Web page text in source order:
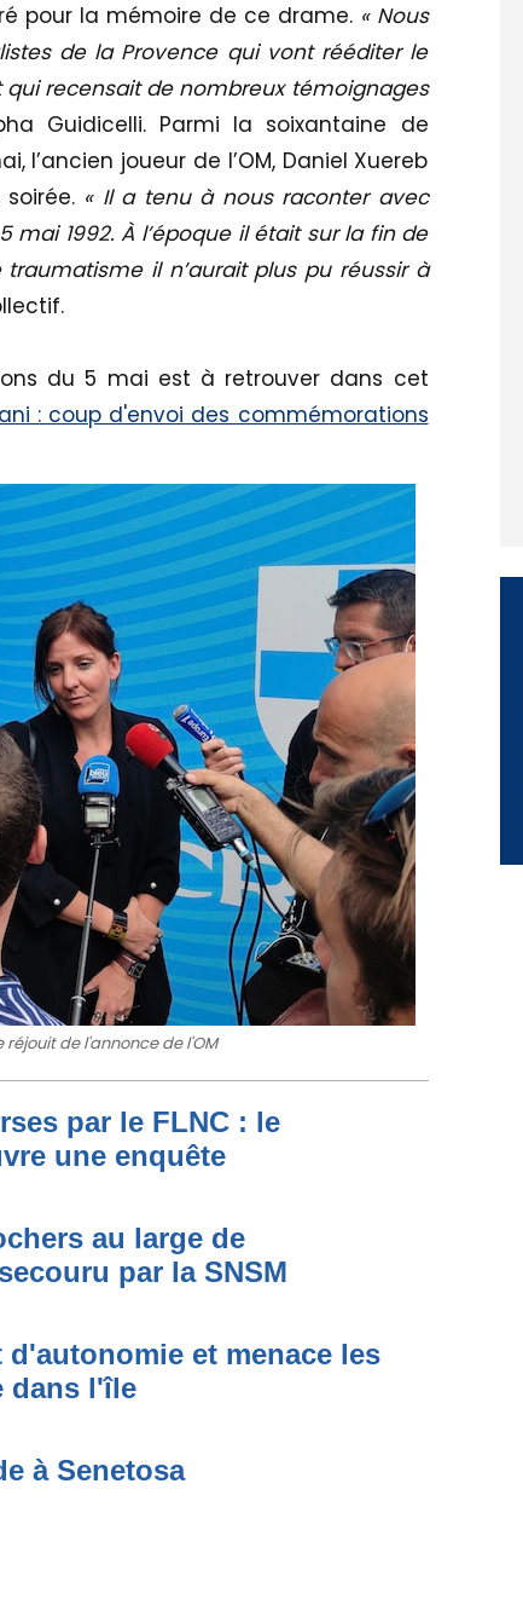
pour la mémoire de ce drame. « Nous
de la Provence qui vont rééditer le
qui recensait de nombreux témoignages
Guidicelli. Parmi la soixantaine de
l’ancien joueur de l’OM, Daniel Xuereb
« Il a tenu à nous raconter avec
1992. À l’époque il était sur la fin de
il n’aurait plus pu réussir à
du 5 mai est à retrouver dans cet
: coup d'envoi des commémorations
de l'annonce de l'OM
par le FLNC : le
une enquête
au large de
par la SNSM
et menace les
dans l'île
à Senetosa